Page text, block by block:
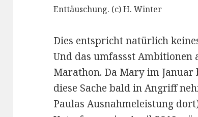
Enttäuschung. (c) H. Winter
Dies entspricht natürlich
Und das umfassst
Marathon. Da Mary im Januar
diese Sache bald in Angriff
Paulas Ausnahmeleistung